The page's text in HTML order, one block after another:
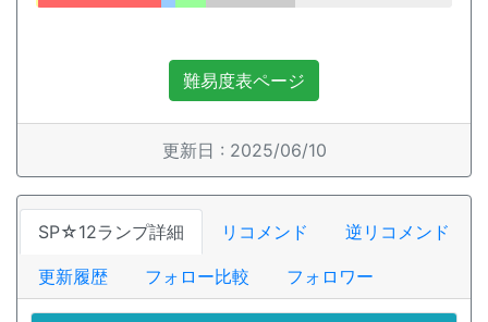
難易度表ページ
更新日 : 2025/06/10
SP☆12ランプ詳細 リコメンド 逆リコメンド
更新履歴 フォロー比較 フォロワー